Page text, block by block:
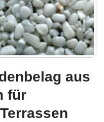
aus
für